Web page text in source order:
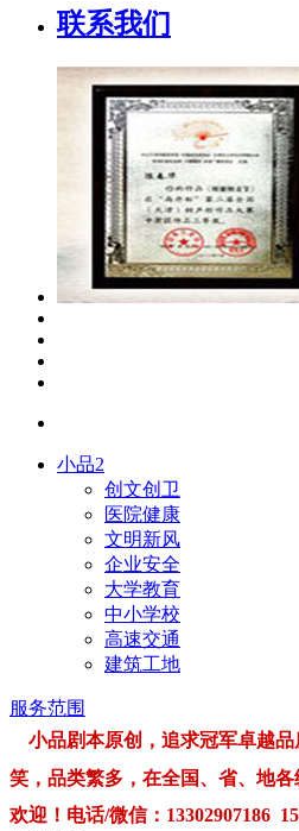
联系我们
小品2
创文创卫
医院健康
文明新风
企业安全
大学教育
中小学校
高速交通
建筑工地
服务范围
小品剧本原创，追求冠军卓越
笑，品类繁多，在全国、省、地
欢迎！电话/微信：13302907186